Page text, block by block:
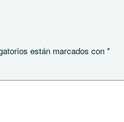
están marcados con*